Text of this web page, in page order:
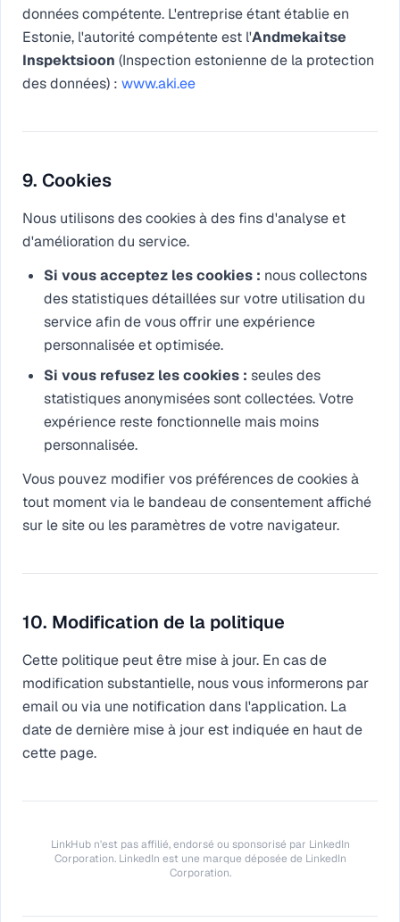
données compétente. L'entreprise étant établie en
Estonie, l'autorité compétente est l'Andmekaitse
Inspektsioon (Inspection estonienne de la protection
des données) : www.aki.ee
9. Cookies
Nous utilisons des cookies à des fins d'analyse et
d'amélioration du service.
Si vous acceptez les cookies : nous collectons
des statistiques détaillées sur votre utilisation du
service afin de vous offrir une expérience
personnalisée et optimisée.
Si vous refusez les cookies : seules des
statistiques anonymisées sont collectées. Votre
expérience reste fonctionnelle mais moins
personnalisée.
Vous pouvez modifier vos préférences de cookies à
tout moment via le bandeau de consentement affiché
sur le site ou les paramètres de votre navigateur.
10. Modification de la politique
Cette politique peut être mise à jour. En cas de
modification substantielle, nous vous informerons par
email ou via une notification dans l'application. La
date de dernière mise à jour est indiquée en haut de
cette page.
LinkHub n'est pas affilié, endorsé ou sponsorisé par LinkedIn
Corporation. LinkedIn est une marque déposée de LinkedIn
Corporation.